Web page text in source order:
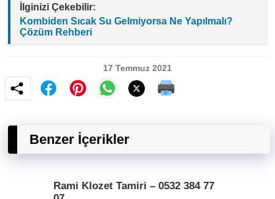
İlginizi Çekebilir:
Kombiden Sıcak Su Gelmiyorsa Ne Yapılmalı?
Çözüm Rehberi
17 Temmuz 2021
Benzer İçerikler
Rami Klozet Tamiri – 0532 384 77